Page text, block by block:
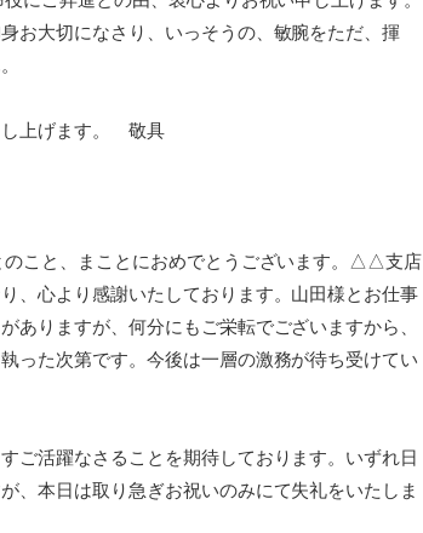
お大切になさり、いっそうの、敏腕をただ、揮
し上げます。 敬具
こと、まことにおめでとうございます。△△支店
、心より感謝いたしております。山田様とお仕事
ありますが、何分にもご栄転でございますから、
った次第です。今後は一層の激務が待ち受けてい
ご活躍なさることを期待しております。いずれ日
、本日は取り急ぎお祝いのみにて失礼をいたしま